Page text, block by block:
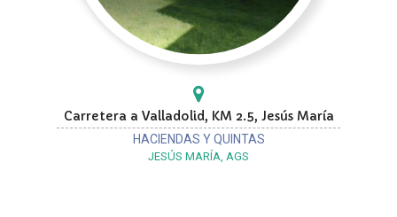
Carretera a Valladolid, KM 2.5, Jesús María
HACIENDAS Y QUINTAS
JESÚS MARÍA, AGS